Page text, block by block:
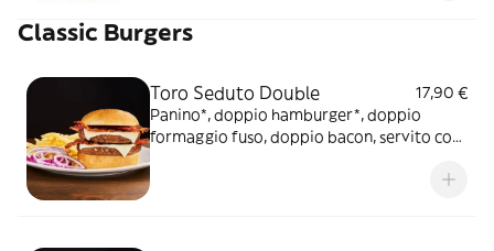
Classic Burgers
Toro Seduto Double
17,90 €
Panino*, doppio hamburger*, doppio
formaggio fuso, doppio bacon, servito con